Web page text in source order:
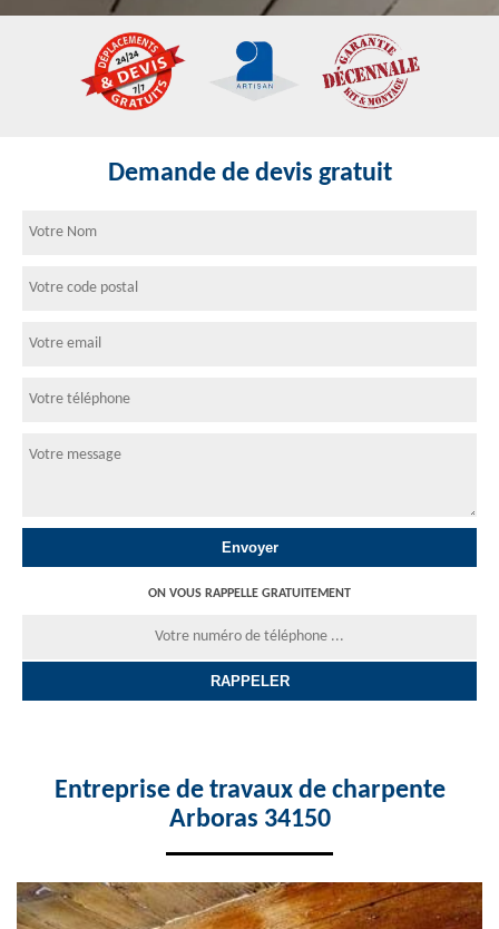
Demande de devis gratuit
ON VOUS RAPPELLE GRATUITEMENT
Entreprise de travaux de charpente
Arboras 34150